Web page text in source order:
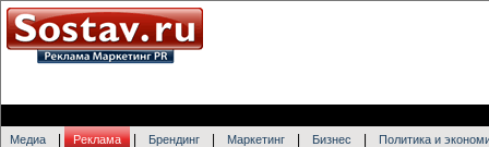
Медиа Реклама Брендинг Маркетинг Бизнес Политика и